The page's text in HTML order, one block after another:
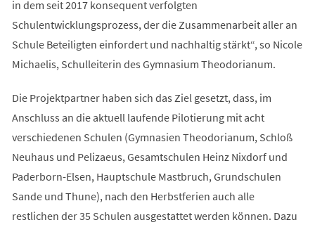
in dem seit 2017 konsequent verfolgten
Schulentwicklungsprozess, der die Zusammenarbeit aller an
Schule Beteiligten einfordert und nachhaltig stärkt“, so Nicole
Michaelis, Schulleiterin des Gymnasium Theodorianum.
Die Projektpartner haben sich das Ziel gesetzt, dass, im
Anschluss an die aktuell laufende Pilotierung mit acht
verschiedenen Schulen (Gymnasien Theodorianum, Schloß
Neuhaus und Pelizaeus, Gesamtschulen Heinz Nixdorf und
Paderborn-Elsen, Hauptschule Mastbruch, Grundschulen
Sande und Thune), nach den Herbstferien auch alle
restlichen der 35 Schulen ausgestattet werden können. Dazu